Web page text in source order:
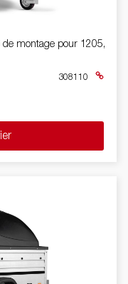
montage pour 1205,
308110